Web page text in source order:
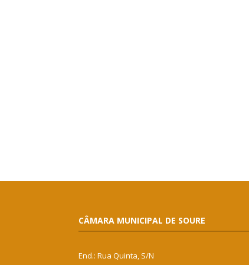
CÂMARA MUNICIPAL DE SOURE
End.: Rua Quinta, S/N